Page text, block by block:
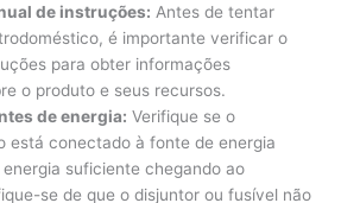
de instruções: Antes de tentar
é importante verificar o
para obter informações
o produto e seus recursos.
de energia: Verifique se o
está conectado à fonte de energia
suficiente chegando ao
se de que o disjuntor ou fusível não